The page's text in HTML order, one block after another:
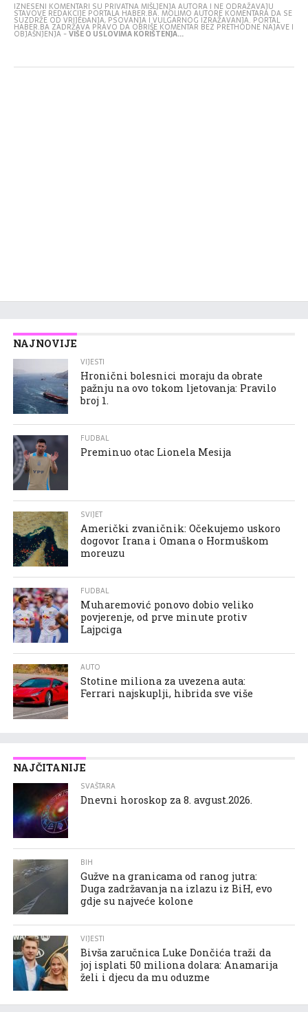
IZNESENI KOMENTARI SU PRIVATNA MIŠLJENJA AUTORA I NE ODRAŽAVAJU
STAVOVE REDAKCIJE PORTALA HABER.BA. MOLIMO AUTORE KOMENTARA DA SE
SUZDRŽE OD VRIJEĐANJA, PSOVANJA I VULGARNOG IZRAŽAVANJA. PORTAL
HABER.BA ZADRŽAVA PRAVO DA OBRIŠE KOMENTAR BEZ PRETHODNE NAJAVE I
OBJAŠNJENJA -VIŠE O USLOVIMA KORIŠTENJA...
NAJNOVIJE
VIJESTI
Hronični bolesnici moraju da obrate
pažnju na ovo tokom ljetovanja: Pravilo
broj 1.
FUDBAL
Preminuo otac Lionela Mesija
SVIJET
Američki zvaničnik: Očekujemo uskoro
dogovor Irana i Omana o Hormuškom
moreuzu
FUDBAL
Muharemović ponovo dobio veliko
povjerenje, od prve minute protiv
Lajpciga
AUTO
Stotine miliona za uvezena auta:
Ferrari najskuplji, hibrida sve više
NAJČITANIJE
SVAŠTARA
Dnevni horoskop za 8. avgust.2026.
BIH
Gužve na granicama od ranog jutra:
Duga zadržavanja na izlazu iz BiH, evo
gdje su najveće kolone
VIJESTI
Bivša zaručnica Luke Dončića traži da
joj isplati 50 miliona dolara: Anamarija
želi i djecu da mu oduzme